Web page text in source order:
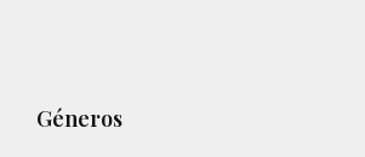
Géneros